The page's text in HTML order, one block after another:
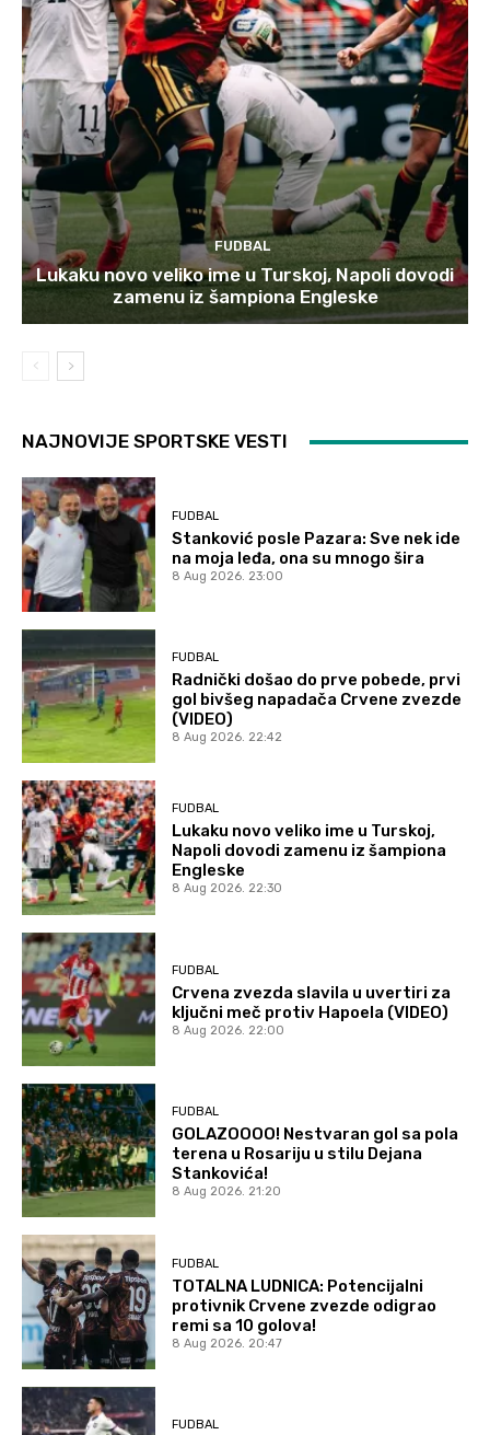
FUDBAL
Lukaku novo veliko ime u Turskoj, Napoli dovodi
zamenu iz šampiona Engleske
NAJNOVIJE SPORTSKE VESTI
FUDBAL
Stanković posle Pazara: Sve nek ide
na moja leđa, ona su mnogo šira
8 Aug 2026. 23:00
FUDBAL
Radnički došao do prve pobede, prvi
gol bivšeg napadača Crvene zvezde
(VIDEO)
8 Aug 2026. 22:42
FUDBAL
Lukaku novo veliko ime u Turskoj,
Napoli dovodi zamenu iz šampiona
Engleske
8 Aug 2026. 22:30
FUDBAL
Crvena zvezda slavila u uvertiri za
ključni meč protiv Hapoela (VIDEO)
8 Aug 2026. 22:00
FUDBAL
GOLAZOOOO! Nestvaran gol sa pola
terena u Rosariju u stilu Dejana
Stankovića!
8 Aug 2026. 21:20
FUDBAL
TOTALNA LUDNICA: Potencijalni
protivnik Crvene zvezde odigrao
remi sa 10 golova!
8 Aug 2026. 20:47
FUDBAL